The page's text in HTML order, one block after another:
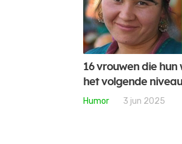
16 vrouwen die
het volgende
Humor 3 jun 2025